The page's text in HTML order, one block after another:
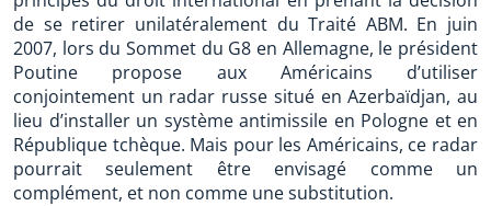
de se retirer unilatéralement du Traité ABM. En juin
2007, lors du Sommet du G8 en Allemagne, le président
Poutine propose aux Américains d’utiliser
conjointement un radar russe situé en Azerbaïdjan, au
lieu d’installer un système antimissile en Pologne et en
République tchèque. Mais pour les Américains, ce radar
pourrait seulement être envisagé comme un
complément, et non comme une substitution.